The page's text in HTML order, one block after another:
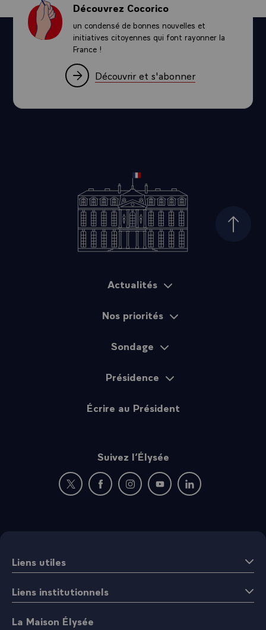
Découvrez Cocorico
un condensé de bonnes nouvelles et
initiatives citoyennes qui font rayonner la
France !
Découvrir et s'abonner
Haut
Actualités
Nos priorités
Sondage
Présidence
Écrire au Président
Suivez l’Élysée
Nouvelle fenêtre : rejoignez-nous sur Twitter
Nouvelle fenêtre : rejoignez-nous sur
Nouvelle fenêtre : rejoignez-nous
Nouvelle fenêtre :
Nouvelle fenêtre :
Liens utiles
Liens institutionnels
La Maison Élysée